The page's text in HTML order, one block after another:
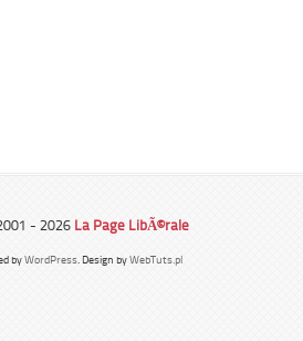
- 2026 La Page LibÃ©rale
byWordPress. Design byWebTuts.pl